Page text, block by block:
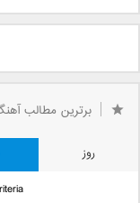
برترین مطالب
روز